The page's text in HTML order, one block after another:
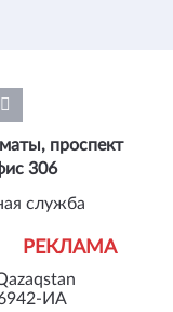
ИА
РЕКЛАМА
проспект
306
служба